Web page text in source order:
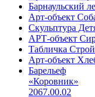
Барнаульский
Арт-объект
Скульптура
АРТ-объект
Табличка
Арт-объект
Барельеф
«Коровник»
2067.00.02